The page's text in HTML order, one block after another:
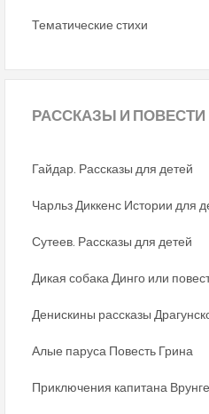
Тематические стихи
РАССКАЗЫ И ПОВЕСТИ
Гайдар. Рассказы для детей
Чарльз Диккенс Истории для
Сутеев. Рассказы для детей
Дикая собака Динго или
Денискины рассказы
Алые паруса Повесть Грина
Приключения капитана